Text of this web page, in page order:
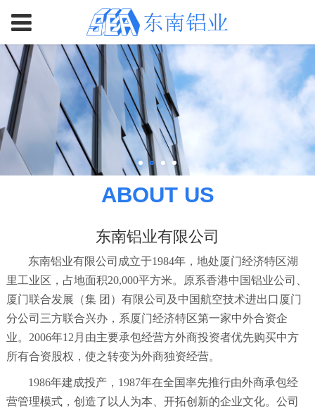
ABOUT US
东南铝业有限公司
东南铝业有限公司成立于1984年，地处厦门经济特区湖
里工业区，占地面积20,000平方米。原系香港中国铝业公司、
厦门联合发展（集 团）有限公司及中国航空技术进出口厦门
分公司三方联合兴办，系厦门经济特区第一家中外合资企
业。2006年12月由主要承包经营方外商投资者优先购买中方
所有合资股权，使之转变为外商独资经营。
1986年建成投产，1987年在全国率先推行由外商承包经
营管理模式，创造了以人为本、开拓创新的企业文化。公司